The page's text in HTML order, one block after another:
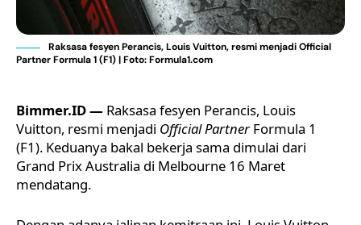
Raksasa fesyen Perancis, Louis Vuitton, resmi menjadi Official
Partner Formula 1 (F1) | Foto: Formula1.com
Bimmer.ID — Raksasa fesyen Perancis, Louis
Vuitton, resmi menjadi Official Partner Formula 1
(F1). Keduanya bakal bekerja sama dimulai dari
Grand Prix Australia di Melbourne 16 Maret
mendatang.